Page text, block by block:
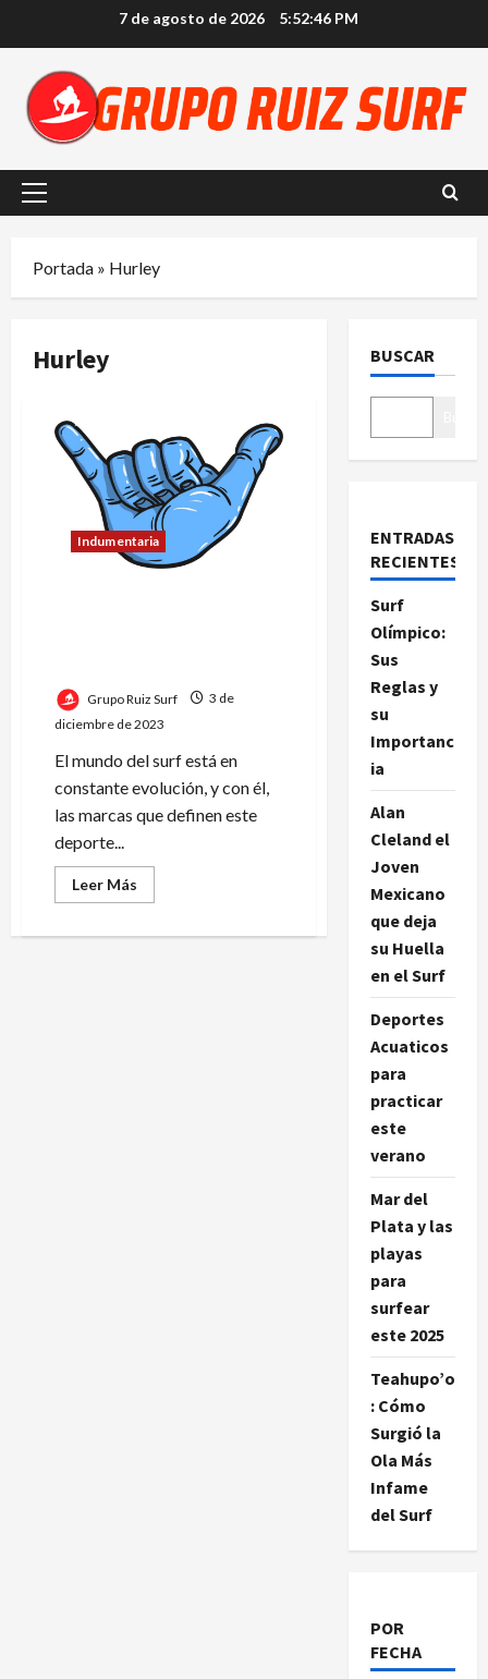
contenido
7 de agosto de 2026 5:52:47 PM
Menú
Portada » Hurley
Hurley
Indumentaria
Grupo Ruiz Surf
3 de
diciembre de 2023
El mundo del surf está en
constante evolución, y con él,
las marcas que definen este
deporte...
Leer Más
más
Navegando
BUSCAR
ENTRADAS
RECIENTES
Surf
Olímpico:
Sus
Reglas y
su
Importanc
ia
Alan
Cleland el
Joven
Mexicano
que deja
su Huella
en el Surf
Deportes
Acuaticos
para
practicar
este
verano
Mar del
Plata y las
playas
para
surfear
este 2025
Teahupo’o
: Cómo
Surgió la
Ola Más
Infame
del Surf
POR
FECHA